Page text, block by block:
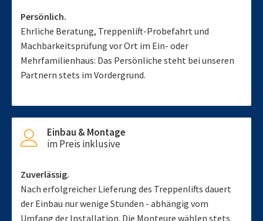
Persönlich.
Ehrliche Beratung, Treppenlift-Probefahrt und
Machbarkeitsprüfung vor Ort im Ein- oder
Mehrfamilienhaus: Das Persönliche steht bei unseren
Partnern stets im Vordergrund.
Einbau & Montage
im Preis inklusive
Zuverlässig.
Nach erfolgreicher Lieferung des Treppenlifts dauert
der Einbau nur wenige Stunden - abhängig vom
Umfang der Installation. Die Monteure wählen stets